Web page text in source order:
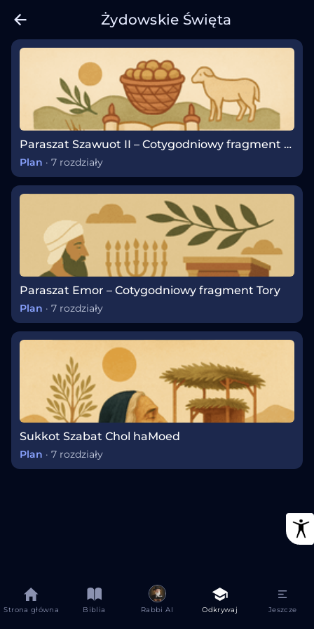
Żydowskie Święta
Paraszat Szawuot II – Cotygodniowy fragment Tory
Plan · 7 rozdziały
Paraszat Emor – Cotygodniowy fragment Tory
Plan · 7 rozdziały
Sukkot Szabat Chol haMoed
Plan · 7 rozdziały
Strona główna Biblia Rabbi AI Odkrywaj Jeszcze